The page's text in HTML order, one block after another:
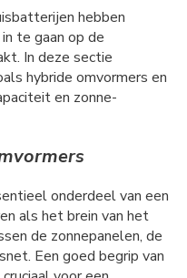
hebben
te gaan op de
In deze sectie
hybride omvormers en
en zonne-
onderdeel van een
als het brein van het
de zonnepanelen, de
Een goed begrip van